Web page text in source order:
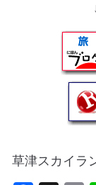
草津スカイラ